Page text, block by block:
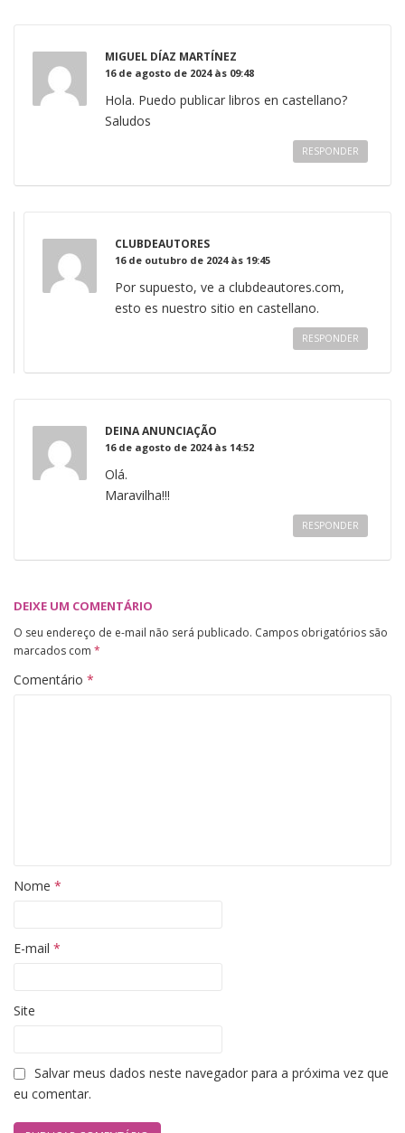
MIGUEL DÍAZ MARTÍNEZ
16 de agosto de 2024 às 09:48
Hola. Puedo publicar libros en castellano?
Saludos
RESPONDER
CLUBDEAUTORES
16 de outubro de 2024 às 19:45
Por supuesto, ve a clubdeautores.com,
esto es nuestro sitio en castellano.
RESPONDER
DEINA ANUNCIAÇÃO
16 de agosto de 2024 às 14:52
Olá.
Maravilha!!!
RESPONDER
DEIXE UM COMENTÁRIO
O seu endereço de e-mail não será publicado. Campos obrigatórios são
marcados com *
Comentário *
Nome *
E-mail *
Site
Salvar meus dados neste navegador para a próxima vez que
eu comentar.